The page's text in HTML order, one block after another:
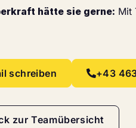
hätte sie gerne: Mit
schreiben +43
zur Teamübersicht